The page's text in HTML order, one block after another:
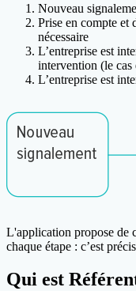
Nouveau
Prise en compte et
nécessaire
L’entreprise est
intervention (le cas
L’entreprise est
L'application propose de
chaque étape : c’est
Qui est